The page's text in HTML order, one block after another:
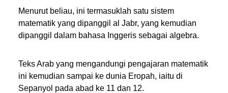
Menurut beliau, ini termasuklah satu sistem
matematik yang dipanggil al Jabr, yang kemudian
dipanggil dalam bahasa Inggeris sebagai algebra.
Teks Arab yang mengandungi pengajaran matematik
ini kemudian sampai ke dunia Eropah, iaitu di
Sepanyol pada abad ke 11 dan 12.